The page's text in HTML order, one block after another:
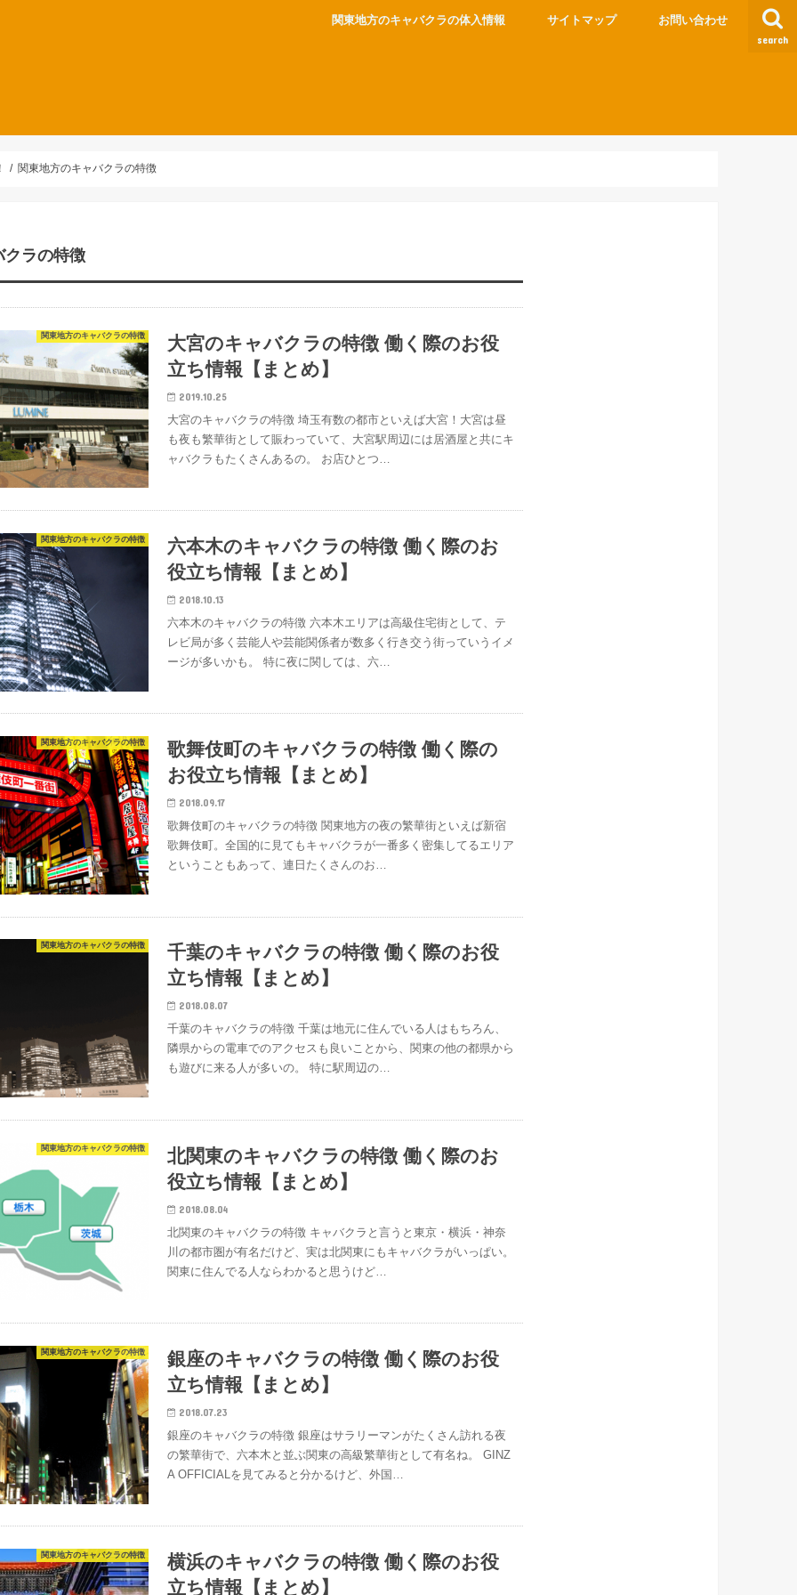
search
関東地方のキャバクラの体入情報 サイトマップ お問い合わせ
関東地方のキャバクラの特徴
クラの特徴
関東地方のキャバクラの特徴
大宮のキャバクラの特徴 働く際のお役
立ち情報【まとめ】
2019.10.25
大宮のキャバクラの特徴 埼玉有数の都市といえば大宮！大宮は昼
も夜も繁華街として賑わっていて、大宮駅周辺には居酒屋と共にキ
ャバクラもたくさんあるの。 お店ひとつ…
関東地方のキャバクラの特徴
六本木のキャバクラの特徴 働く際のお
役立ち情報【まとめ】
2018.10.13
六本木のキャバクラの特徴 六本木エリアは高級住宅街として、テ
レビ局が多く芸能人や芸能関係者が数多く行き交う街っていうイメ
ージが多いかも。 特に夜に関しては、六…
関東地方のキャバクラの特徴
歌舞伎町のキャバクラの特徴 働く際の
お役立ち情報【まとめ】
2018.09.17
歌舞伎町のキャバクラの特徴 関東地方の夜の繁華街といえば新宿
歌舞伎町。全国的に見てもキャバクラが一番多く密集してるエリア
ということもあって、連日たくさんのお…
関東地方のキャバクラの特徴
千葉のキャバクラの特徴 働く際のお役
立ち情報【まとめ】
2018.08.07
千葉のキャバクラの特徴 千葉は地元に住んでいる人はもちろん、
隣県からの電車でのアクセスも良いことから、関東の他の都県から
も遊びに来る人が多いの。 特に駅周辺の…
関東地方のキャバクラの特徴
北関東のキャバクラの特徴 働く際のお
役立ち情報【まとめ】
2018.08.04
北関東のキャバクラの特徴 キャバクラと言うと東京・横浜・神奈
川の都市圏が有名だけど、実は北関東にもキャバクラがいっぱい。
関東に住んでる人ならわかると思うけど…
関東地方のキャバクラの特徴
銀座のキャバクラの特徴 働く際のお役
立ち情報【まとめ】
2018.07.23
銀座のキャバクラの特徴 銀座はサラリーマンがたくさん訪れる夜
の繁華街で、六本木と並ぶ関東の高級繁華街として有名ね。 GINZ
A OFFICIALを見てみると分かるけど、外国…
関東地方のキャバクラの特徴
横浜のキャバクラの特徴 働く際のお役
立ち情報【まとめ】